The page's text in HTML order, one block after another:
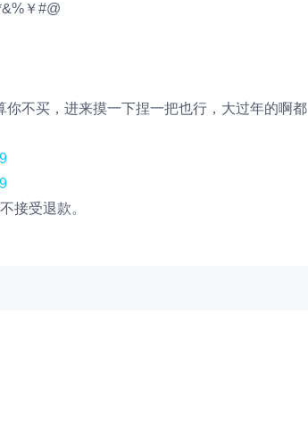
￥#@
不买，进来摸一下捏一把也行，大过年的啊都
接受退款。